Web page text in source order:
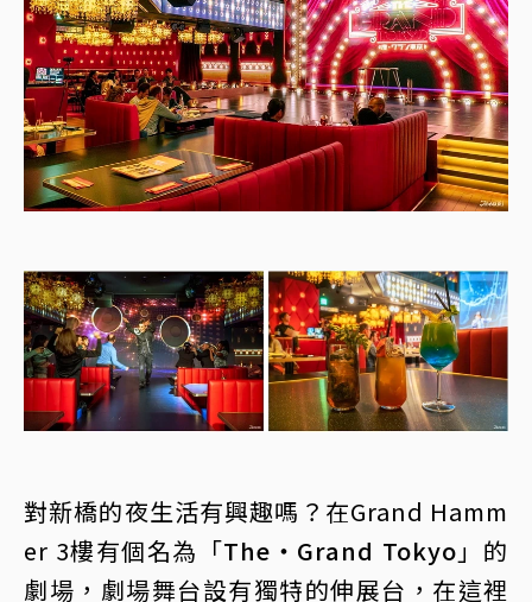
對新橋的夜生活有興趣嗎？在Grand Hamm
er 3樓有個名為「The・Grand Tokyo 」的
劇場，劇場舞台設有獨特的伸展台，在這裡